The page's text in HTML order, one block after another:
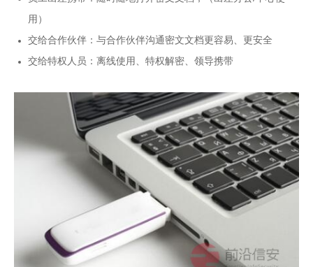
用）
交给合作伙伴：与合作伙伴沟通密文文档更容易、更安全
交给特权人员：离线使用、特权解密、领导携带